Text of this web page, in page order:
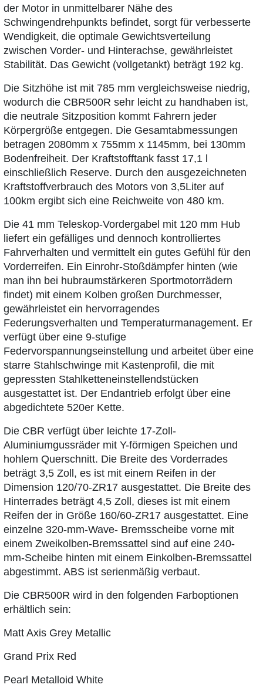
der Motor in unmittelbarer Nähe des
Schwingendrehpunkts befindet, sorgt für verbesserte
Wendigkeit, die optimale Gewichtsverteilung
zwischen Vorder- und Hinterachse, gewährleistet
Stabilität. Das Gewicht (vollgetankt) beträgt 192 kg.
Die Sitzhöhe ist mit 785 mm vergleichsweise niedrig,
wodurch die CBR500R sehr leicht zu handhaben ist,
die neutrale Sitzposition kommt Fahrern jeder
Körpergröße entgegen. Die Gesamtabmessungen
betragen 2080mm x 755mm x 1145mm, bei 130mm
Bodenfreiheit. Der Kraftstofftank fasst 17,1 l
einschließlich Reserve. Durch den ausgezeichneten
Kraftstoffverbrauch des Motors von 3,5Liter auf
100km ergibt sich eine Reichweite von 480 km.
Die 41 mm Teleskop-Vordergabel mit 120 mm Hub
liefert ein gefälliges und dennoch kontrolliertes
Fahrverhalten und vermittelt ein gutes Gefühl für den
Vorderreifen. Ein Einrohr-Stoßdämpfer hinten (wie
man ihn bei hubraumstärkeren Sportmotorrädern
findet) mit einem Kolben großen Durchmesser,
gewährleistet ein hervorragendes
Federungsverhalten und Temperaturmanagement. Er
verfügt über eine 9-stufige
Federvorspannungseinstellung und arbeitet über eine
starre Stahlschwinge mit Kastenprofil, die mit
gepressten Stahlketteneinstellendstücken
ausgestattet ist. Der Endantrieb erfolgt über eine
abgedichtete 520er Kette.
Die CBR verfügt über leichte 17-Zoll-
Aluminiumgussräder mit Y-förmigen Speichen und
hohlem Querschnitt. Die Breite des Vorderrades
beträgt 3,5 Zoll, es ist mit einem Reifen in der
Dimension 120/70-ZR17 ausgestattet. Die Breite des
Hinterrades beträgt 4,5 Zoll, dieses ist mit einem
Reifen der in Größe 160/60-ZR17 ausgestattet. Eine
einzelne 320-mm-Wave- Bremsscheibe vorne mit
einem Zweikolben-Bremssattel sind auf eine 240-
mm-Scheibe hinten mit einem Einkolben-Bremssattel
abgestimmt. ABS ist serienmäßig verbaut.
Die CBR500R wird in den folgenden Farboptionen
erhältlich sein:
Matt Axis Grey Metallic
Grand Prix Red
Pearl Metalloid White